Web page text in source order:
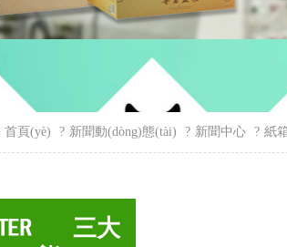
首頁(yè) ? 新聞動(dòng)態(tài) ? 新聞中心 ? 紙
三大